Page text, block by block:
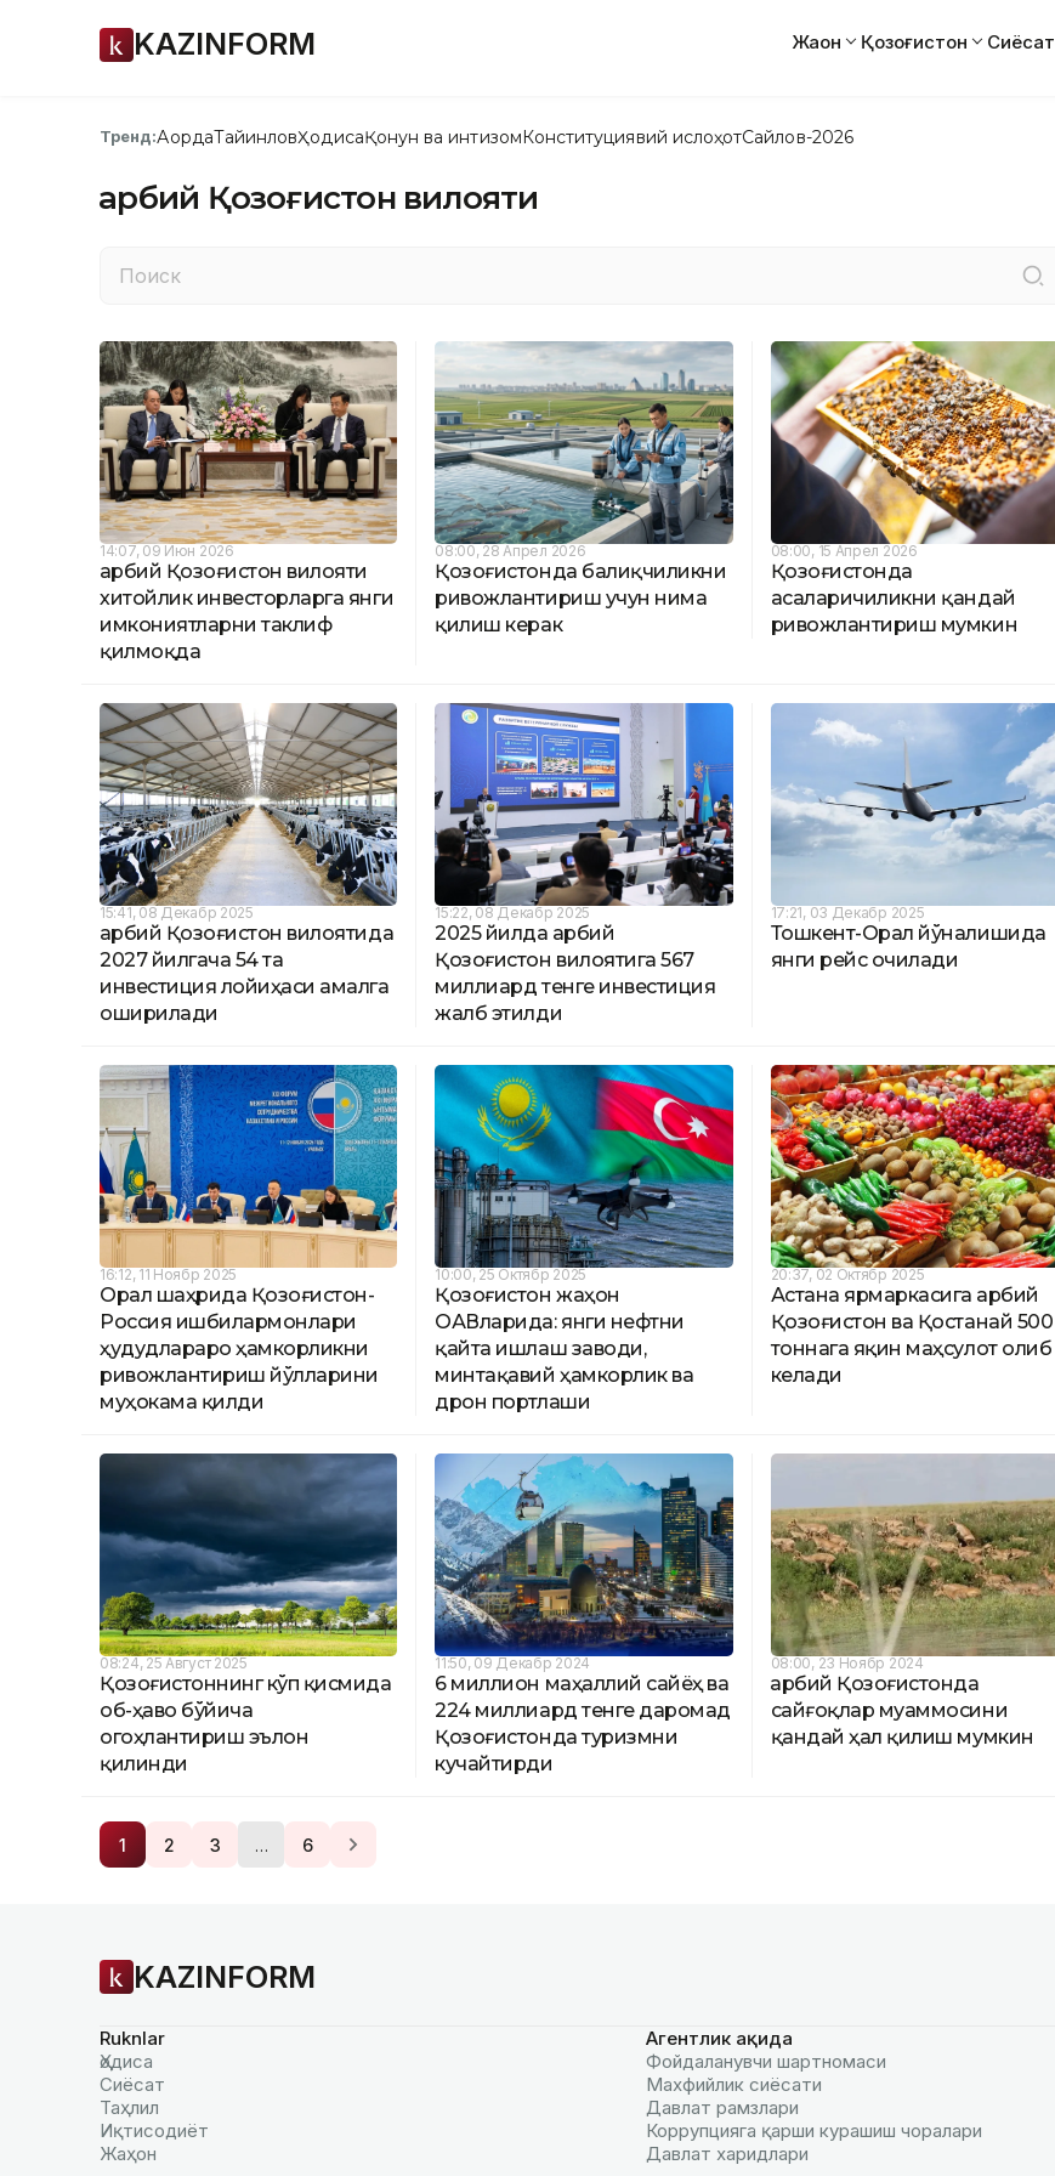
KAZINFORM Жаҳон Қозоғистон Сиёсат
Тренд:АқордаТайинловҲодисаҚонун ва интизомКонституциявий ислоҳотСайлов-2026
Ғарбий Қозоғистон вилояти
14:07, 09 Июн 2026
Ғарбий Қозоғистон вилояти
хитойлик инвесторларга янги
имкониятларни таклиф
қилмоқда
08:00, 28 Апрел 2026
Қозоғистонда балиқчиликни
ривожлантириш учун нима
қилиш керак
08:00, 15 Апрел 2026
Қозоғистонда
асаларичиликни қандай
ривожлантириш мумкин
15:41, 08 Декабр 2025
Ғарбий Қозоғистон вилоятида
2027 йилгача 54 та
инвестиция лойиҳаси амалга
оширилади
15:22, 08 Декабр 2025
2025 йилда Ғарбий
Қозоғистон вилоятига 567
миллиард тенге инвестиция
жалб этилди
17:21, 03 Декабр 2025
Тошкент-Орал йўналишида
янги рейс очилади
16:12, 11 Ноябр 2025
Орал шаҳрида Қозоғистон-
Россия ишбилармонлари
ҳудудлараро ҳамкорликни
ривожлантириш йўлларини
муҳокама қилди
10:00, 25 Октябр 2025
Қозоғистон жаҳон
ОАВларида: янги нефтни
қайта ишлаш заводи,
минтақавий ҳамкорлик ва
дрон портлаши
20:37, 02 Октябр 2025
Астана ярмаркасига Ғарбий
Қозоғистон ва Қостанай 500
тоннага яқин маҳсулот олиб
келади
08:24, 25 Август 2025
Қозоғистоннинг кўп қисмида
об-ҳаво бўйича
огоҳлантириш эълон
қилинди
11:50, 09 Декабр 2024
6 миллион маҳаллий сайёҳ ва
224 миллиард тенге даромад
Қозоғистонда туризмни
кучайтирди
08:00, 23 Ноябр 2024
Ғарбий Қозоғистонда
сайғоқлар муаммосини
қандай ҳал қилиш мумкин
1 2 3 … 6
KAZINFORM
Ruknlar
Ҳодиса
Сиёсат
Таҳлил
Иқтисодиёт
Жаҳон
Агентлик ҳақида
Фойдаланувчи шартномаси
Махфийлик сиёсати
Давлат рамзлари
Коррупцияга қарши курашиш чоралари
Давлат харидлари